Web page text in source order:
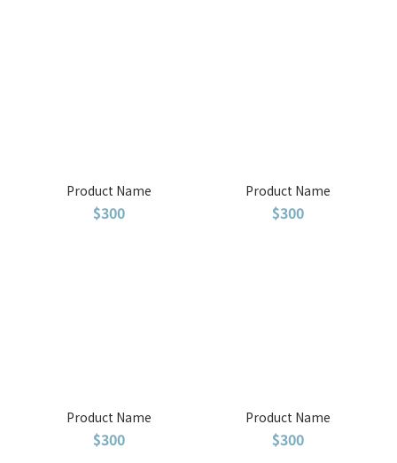
Product Name
$300
Product Name
$300
Product Name
$300
Product Name
$300